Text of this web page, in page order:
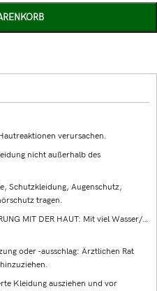
verursachen.
nicht außerhalb des
Schutzkleidung, Augenschutz,
tragen.
MIT DER HAUT: Mit viel Wasser/…
oder -ausschlag: Ärztlichen Rat
Kleidung ausziehen und vor